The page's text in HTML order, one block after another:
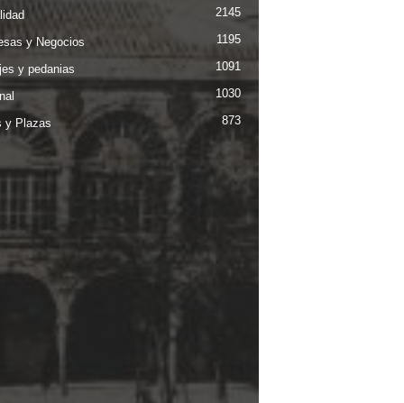
2145
y Negocios 1195
y pedanias 1091
1030
y Plazas 873